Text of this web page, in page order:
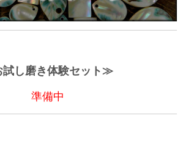
し磨き体験セット≫
準備中